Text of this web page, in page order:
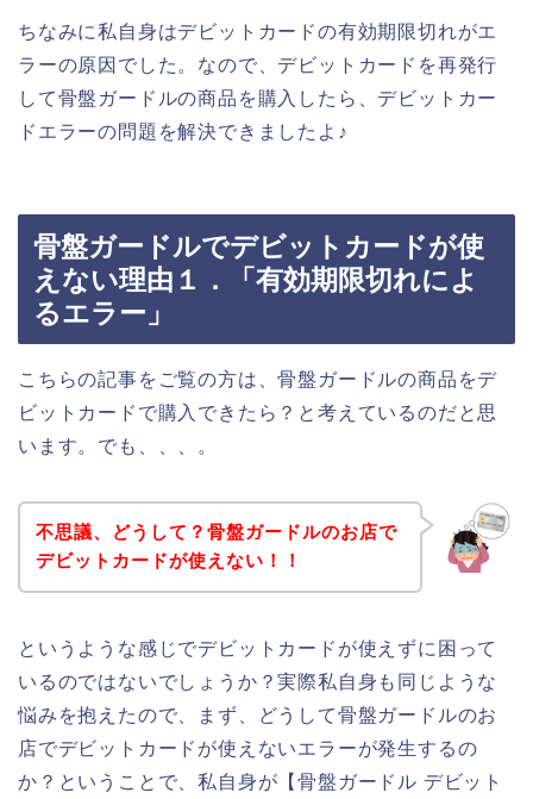
ちなみに私自身はデビットカードの有効期限切れがエ
ラーの原因でした。なので、デビットカードを再発行
して骨盤ガードルの商品を購入したら、デビットカー
ドエラーの問題を解決できましたよ♪
骨盤ガードルでデビットカードが使
えない理由１．「有効期限切れによ
るエラー」
こちらの記事をご覧の方は、骨盤ガードルの商品をデ
ビットカードで購入できたら？と考えているのだと思
います。でも、、、。
不思議、どうして？骨盤ガードルのお店で
デビットカードが使えない！！
というような感じでデビットカードが使えずに困って
いるのではないでしょうか？実際私自身も同じような
悩みを抱えたので、まず、どうして骨盤ガードルのお
店でデビットカードが使えないエラーが発生するの
か？ということで、私自身が【骨盤ガードル デビット